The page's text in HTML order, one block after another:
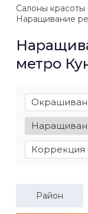
Салоны красоты
Наращивание
метро
Коррекция
Район